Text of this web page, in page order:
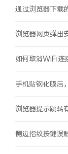
浏览器网页弹出
如何取消WiFi连
浏览器提示跳转
侧边指纹按键误